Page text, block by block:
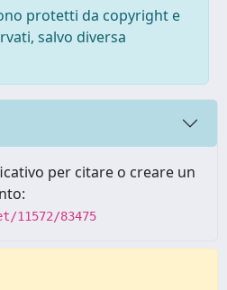
protetti da copyright e
salvo diversa
per citare o creare un
83475